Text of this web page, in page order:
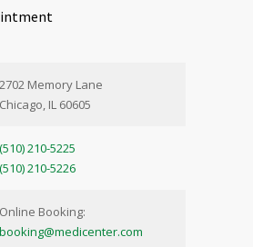
2702 Memory Lane
Chicago, IL 60605
(510) 210-5225
(510) 210-5226
Online Booking:
booking@medicenter.com